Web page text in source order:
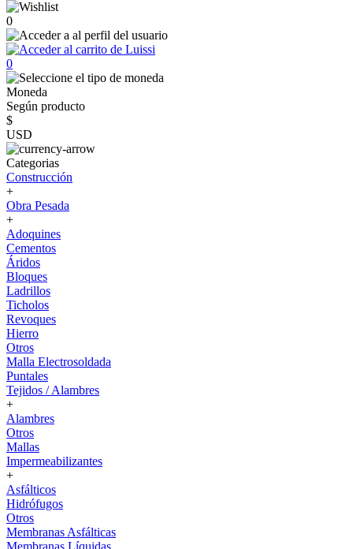
0
0
Moneda
Según producto
$
USD
Categorias
Construcción
+
Obra Pesada
+
Adoquines
Cementos
Áridos
Bloques
Ladrillos
Ticholos
Revoques
Hierro
Otros
Malla Electrosoldada
Puntales
Tejidos / Alambres
+
Alambres
Otros
Mallas
Impermeabilizantes
+
Asfálticos
Hidrófugos
Otros
Membranas Asfálticas
Membranas Líquidas